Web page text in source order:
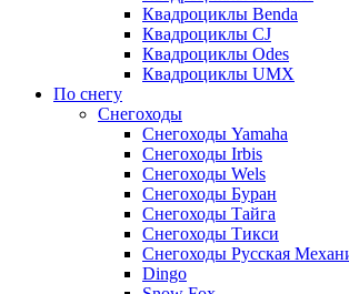
Квадроциклы Benda
Квадроциклы CJ
Квадроциклы Odes
Квадроциклы UMX
По снегу
Снегоходы
Снегоходы Yamaha
Снегоходы Irbis
Снегоходы Wels
Снегоходы Буран
Снегоходы Тайга
Снегоходы Тикси
Снегоходы Русская
Dingo